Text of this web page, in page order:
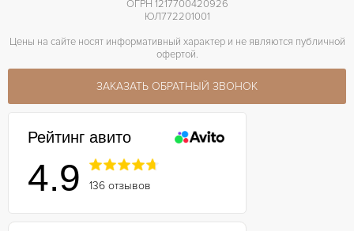
ОГРН 1217700420926
ЮЛ772201001
Цены на сайте носят информативный характер и не являются публичной
офертой.
ЗАКАЗАТЬ ОБРАТНЫЙ ЗВОНОК
Рейтинг авито
4.9 136 отзывов